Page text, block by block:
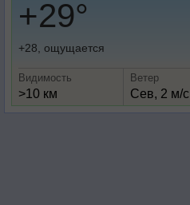
+29°
+28, ощущается
Видимость
>10 км
Ветер
Сев, 2 м/с